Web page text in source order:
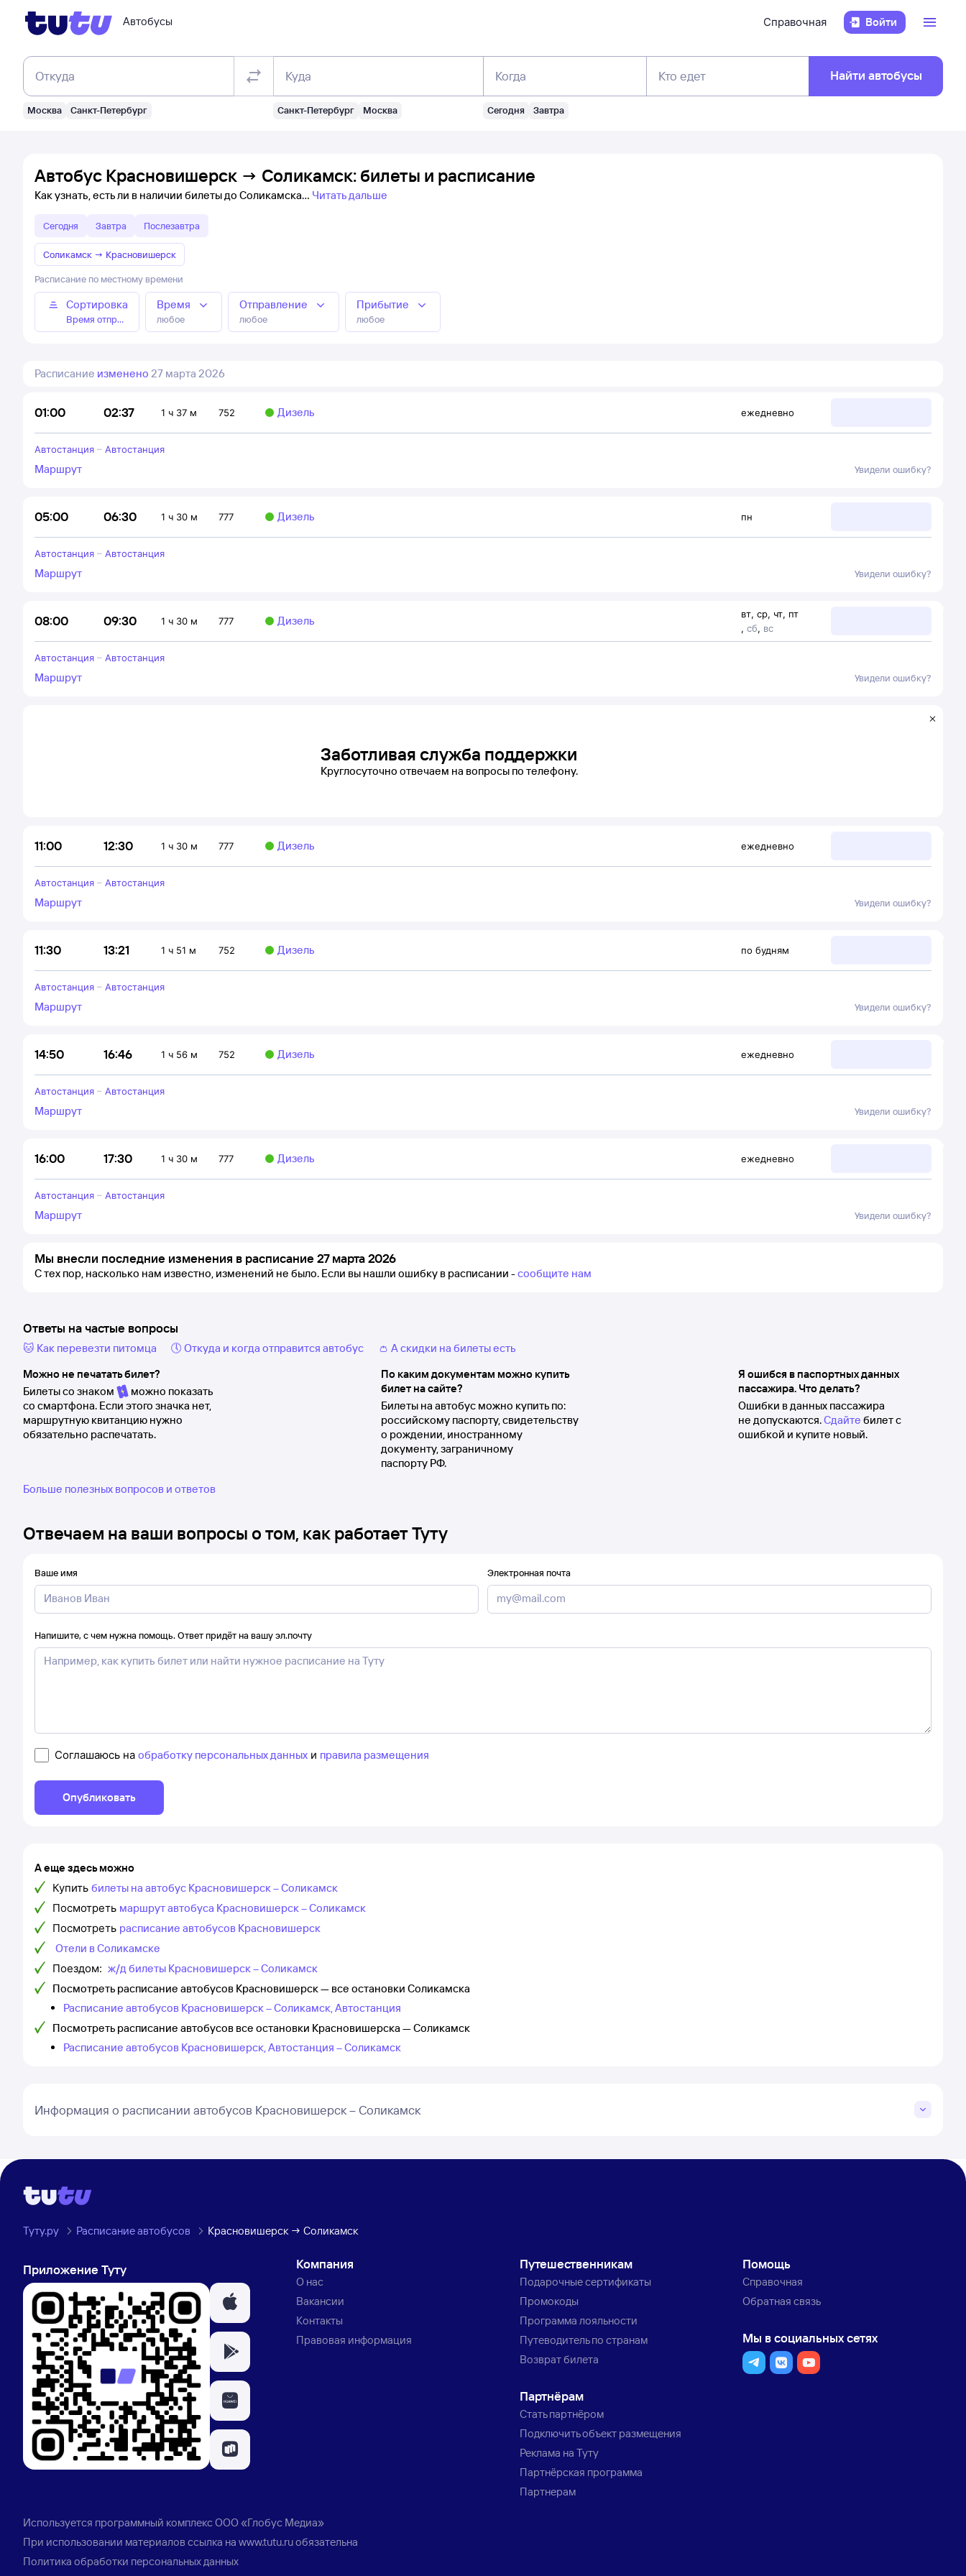
Автобусы Справочная Войти
Откуда
Москва Санкт-Петербург
Куда
Санкт-Петербург Москва
Когда
Сегодня Завтра
Кто едет Найти автобусы
Автобус Красновишерск → Соликамск: билеты и расписание
Как узнать, есть ли в наличии билеты до Соликамска Читать дальше
Сегодня Завтра Послезавтра
Соликамск → Красновишерск
Расписание по местному времени
Сортировка
Время отправления
Время
любое
Отправление
любое
Прибытие
любое
Расписание изменено 27 марта 2026
01:00 02:37 1 ч 37 м 752 Дизель ежедневно
Автостанция – Автостанция
Маршрут Увидели ошибку?
05:00 06:30 1 ч 30 м 777 Дизель пн
Автостанция – Автостанция
Маршрут Увидели ошибку?
08:00 09:30 1 ч 30 м 777 Дизель вт, ср, чт, пт
, сб, вс
Автостанция – Автостанция
Маршрут Увидели ошибку?
Заботливая служба поддержки
Круглосуточно отвечаем на вопросы по телефону.
11:00 12:30 1 ч 30 м 777 Дизель ежедневно
Автостанция – Автостанция
Маршрут Увидели ошибку?
11:30 13:21 1 ч 51 м 752 Дизель по будням
Автостанция – Автостанция
Маршрут Увидели ошибку?
14:50 16:46 1 ч 56 м 752 Дизель ежедневно
Автостанция – Автостанция
Маршрут Увидели ошибку?
16:00 17:30 1 ч 30 м 777 Дизель ежедневно
Автостанция – Автостанция
Маршрут Увидели ошибку?
Мы внесли последние изменения в расписание 27 марта 2026
С тех пор, насколько нам известно, изменений не было. Если вы нашли ошибку в расписании -сообщите нам
Ответы на частые вопросы
🐱 Как перевезти питомца 🕔 Откуда и когда отправится автобус
👛 А скидки на билеты есть
Можно не печатать билет?
Билеты со знаком
можно показать
со смартфона. Если этого значка нет,
маршрутную квитанцию нужно
обязательно распечатать.
По каким документам можно купить
билет на сайте?
Билеты на автобус можно купить по:
российскому паспорту, свидетельству
о рождении, иностранному
документу, заграничному
паспорту РФ.
Я ошибся в паспортных данных
пассажира. Что делать?
Ошибки в данных пассажира
не допускаются.Сдайте билет с
ошибкой и купите новый.
Больше полезных вопросов и ответов
Отвечаем на ваши вопросы о том, как работает Туту
Ваше имя Электронная почта
Напишите, с чем нужна помощь. Ответ придёт на вашу эл.почту
Соглашаюсь на обработку персональных данных и правила размещения
Опубликовать
А еще здесь можно
Купить билеты на автобус Красновишерск – Соликамск
Посмотреть маршрут автобуса Красновишерск – Соликамск
Посмотреть расписание автобусов Красновишерск
Отели в Соликамске
Поездом: ж/д билеты Красновишерск – Соликамск
Посмотреть расписание автобусов Красновишерск — все остановки Соликамска
Расписание автобусов Красновишерск – Соликамск, Автостанция
Посмотреть расписание автобусов все остановки Красновишерска — Соликамск
Расписание автобусов Красновишерск, Автостанция – Соликамск
Информация о расписании автобусов Красновишерск – Соликамск
Туту.ру Расписание автобусов Красновишерск → Соликамск
Приложение Туту Компания
О нас
Вакансии
Контакты
Правовая информация
Путешественникам
Подарочные сертификаты
Промокоды
Программа лояльности
Путеводитель по странам
Возврат билета
Партнёрам
Стать партнёром
Подключить объект размещения
Реклама на Туту
Партнёрская программа
Партнерам
Помощь
Справочная
Обратная связь
Мы в социальных сетях
Используется программный комплексООО «Глобус Медиа»
При использовании материалов ссылка на www.tutu.ruобязательна
Политика обработки персональных данных